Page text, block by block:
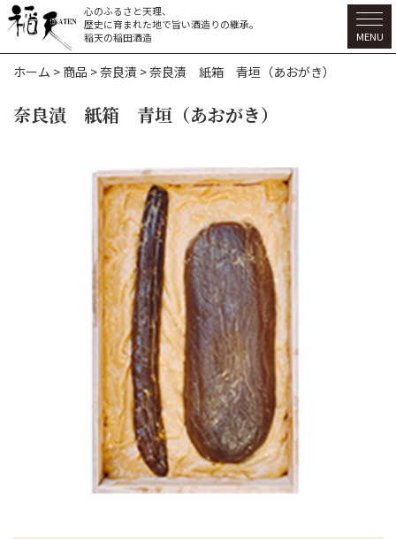
MENU
心のふるさと天理、
歴史に育まれた地で旨い酒造りの継承。
稲天の稲田酒造
ホーム > 商品 >奈良漬 >奈良漬 紙箱 青垣（あおがき）
奈良漬 紙箱 青垣（あおがき）